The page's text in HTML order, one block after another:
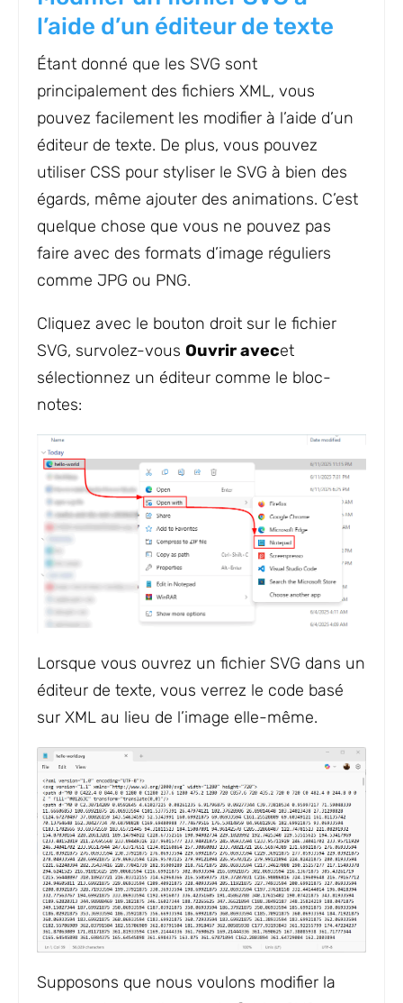
l’aide d’un éditeur de texte
Étant donné que les SVG sont
principalement des fichiers XML, vous
pouvez facilement les modifier à l’aide d’un
éditeur de texte. De plus, vous pouvez
utiliser CSS pour styliser le SVG à bien des
égards, même ajouter des animations. C’est
quelque chose que vous ne pouvez pas
faire avec des formats d’image réguliers
comme JPG ou PNG.
Cliquez avec le bouton droit sur le fichier
SVG, survolez-vous Ouvrir avecet
sélectionnez un éditeur comme le bloc-
notes:
Lorsque vous ouvrez un fichier SVG dans un
éditeur de texte, vous verrez le code basé
sur XML au lieu de l’image elle-même.
Supposons que nous voulons modifier la